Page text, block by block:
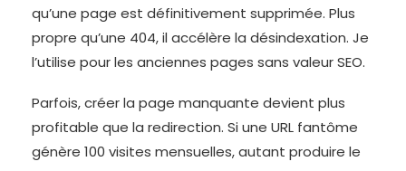
qu’une page est définitivement supprimée. Plus
propre qu’une 404, il accélère la désindexation. Je
l’utilise pour les anciennes pages sans valeur SEO.
Parfois, créer la page manquante devient plus
profitable que la redirection. Si une URL fantôme
génère 100 visites mensuelles, autant produire le